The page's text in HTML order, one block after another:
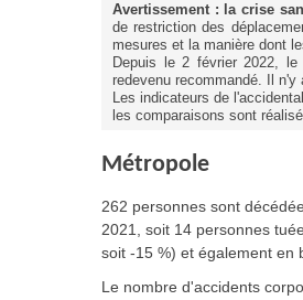
Avertissement : la crise
de restriction des
mesures et la manière dont
Depuis le 2 février 2022,
redevenu recommandé. Il
Les indicateurs de
les comparaisons sont
Métropole
262 personnes sont
2021, soit 14 personnes
soit -15 %) et également en
Le nombre d'accidents